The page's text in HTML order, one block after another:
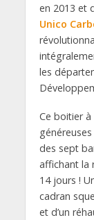
en 2013 et
Unico
les
Ce boitier
des sept
affichant la
14 jours !
cadran
et d’un